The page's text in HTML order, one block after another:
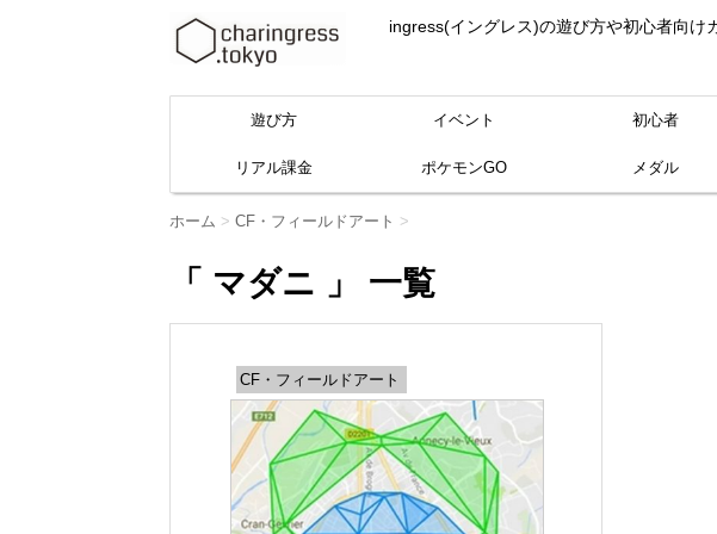
ingress(イングレス)の遊び方や初心者向け
遊び方 イベント 初心者
リアル課金 ポケモンGO メダル
ホーム > CF・フィールドアート >
「 マダニ 」 一覧
CF・フィールドアート